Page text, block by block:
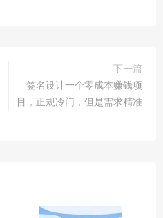
下一篇
签名设计一个零成本赚钱项
目，正规冷门，但是需求精准